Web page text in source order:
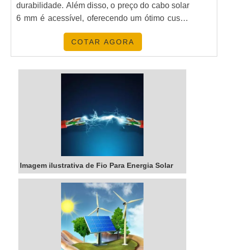
durabilidade. Além disso, o preço do cabo solar
6 mm é acessível, oferecendo um ótimo custo-
benefício. Com ele, você pode ter a certeza de
que terá energia solar de qualidade por um
preço justo.
COTAR AGORA
Imagem ilustrativa de Fio Para Energia Solar